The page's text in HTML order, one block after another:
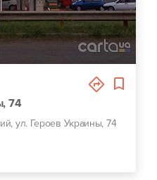
74
ул. Героев Украины, 74